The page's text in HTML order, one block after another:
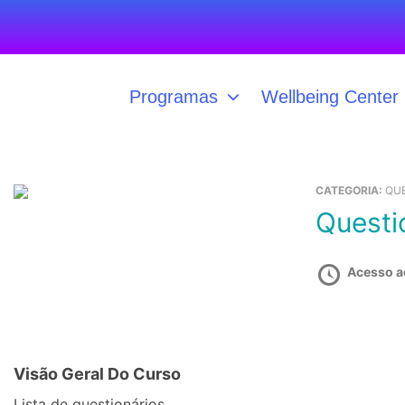
o
Programas Wellbeing Center
CATEGORIA:
Acesso
Visão Geral Do Curso